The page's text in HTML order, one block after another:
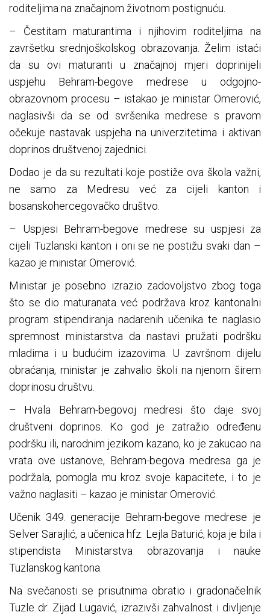
roditeljima na značajnom životnom postignuću.
– Čestitam maturantima i njihovim roditeljima na
završetku srednjoškolskog obrazovanja. Želim istaći
da su ovi maturanti u značajnoj mjeri doprinijeli
uspjehu Behram-begove medrese u odgojno-
obrazovnom procesu – istakao je ministar Omerović,
naglasivši da se od svršenika medrese s pravom
očekuje nastavak uspjeha na univerzitetima i aktivan
doprinos društvenoj zajednici.
Dodao je da su rezultati koje postiže ova škola važni,
ne samo za Medresu već za cijeli kanton i
bosanskohercegovačko društvo.
– Uspjesi Behram-begove medrese su uspjesi za
cijeli Tuzlanski kanton i oni se ne postižu svaki dan –
kazao je ministar Omerović.
Ministar je posebno izrazio zadovoljstvo zbog toga
što se dio maturanata već podržava kroz kantonalni
program stipendiranja nadarenih učenika te naglasio
spremnost ministarstva da nastavi pružati podršku
mladima i u budućim izazovima. U završnom dijelu
obraćanja, ministar je zahvalio školi na njenom širem
doprinosu društvu.
– Hvala Behram-begovoj medresi što daje svoj
društveni doprinos. Ko god je zatražio određenu
podršku ili, narodnim jezikom kazano, ko je zakucao na
vrata ove ustanove, Behram-begova medresa ga je
podržala, pomogla mu kroz svoje kapacitete, i to je
važno naglasiti – kazao je ministar Omerović.
Učenik 349. generacije Behram-begove medrese je
Selver Sarajlić, a učenica hfz. Lejla Baturić, koja je bila i
stipendista Ministarstva obrazovanja i nauke
Tuzlanskog kantona.
Na svečanosti se prisutnima obratio i gradonačelnik
Tuzle dr. Zijad Lugavić, izrazivši zahvalnost i divljenje